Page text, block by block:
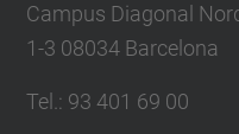
Campus Diagonal
1-3 08034 Barcelona
Tel.: 93 401 69 00